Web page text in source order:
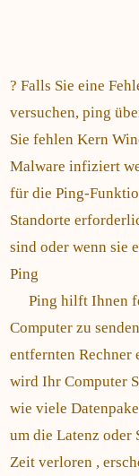
? Falls Sie eine
versuchen, ping
Sie fehlen Kern
Malware infiziert
für die Ping-
Standorte
sind oder wenn sie
Ping
Ping hilft Ihnen
Computer zu
entfernten Rechner
wird Ihr Computer
wie viele
um die Latenz oder
Zeit verloren ,